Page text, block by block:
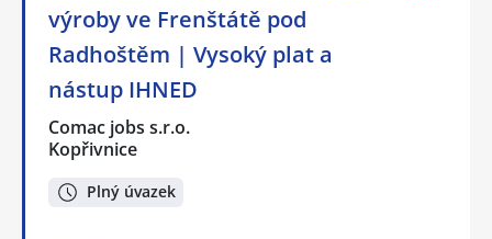
výroby ve Frenštátě pod
Radhoštěm | Vysoký plat a
nástup IHNED
Comac jobs s.r.o.
Kopřivnice
Plný úvazek